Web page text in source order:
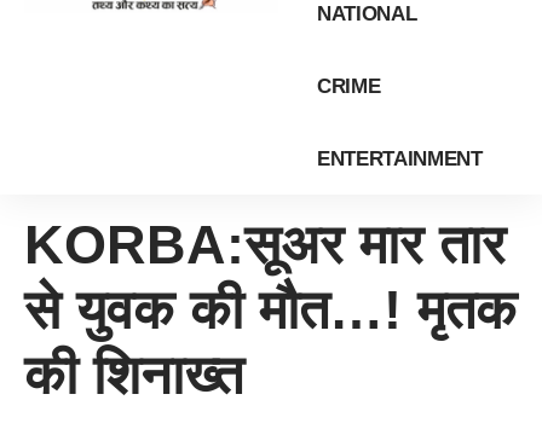
NATIONAL
CRIME
ENTERTAINMENT
KORBA:सूअर मार तार
से युवक की मौत…! मृतक
की शिनाख्त